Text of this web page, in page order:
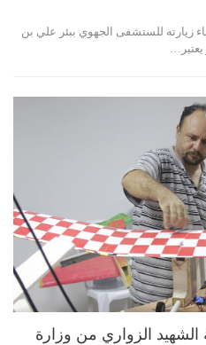
زيارته للستشفى الجهوي ببئر علي بن
الزواري من وزارة